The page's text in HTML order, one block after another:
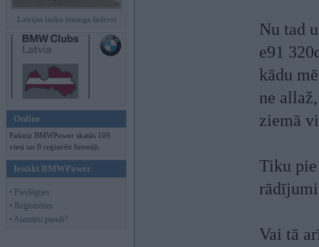
Latvijas lauku tūninga šedevri
Online
Pašreiz BMWPower skatās 109
viesi un 0 reģistrēti lietotāji.
Ienākt BMWPower
• Pieslēgties
• Reģistrēties
• Aizmirsi paroli?
Nu tad
e91
kādu
ne
ziemā
Tiku pie
Vai tā